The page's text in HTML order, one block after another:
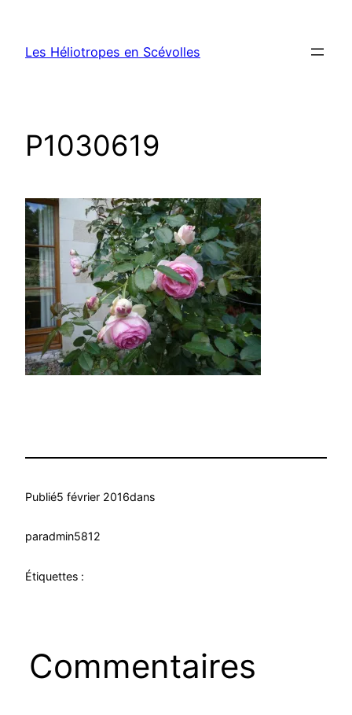
contenu
Les Héliotropes en Scévolles
P1030619
Publié5 février 2016dans
paradmin5812
Étiquettes :
Commentaires